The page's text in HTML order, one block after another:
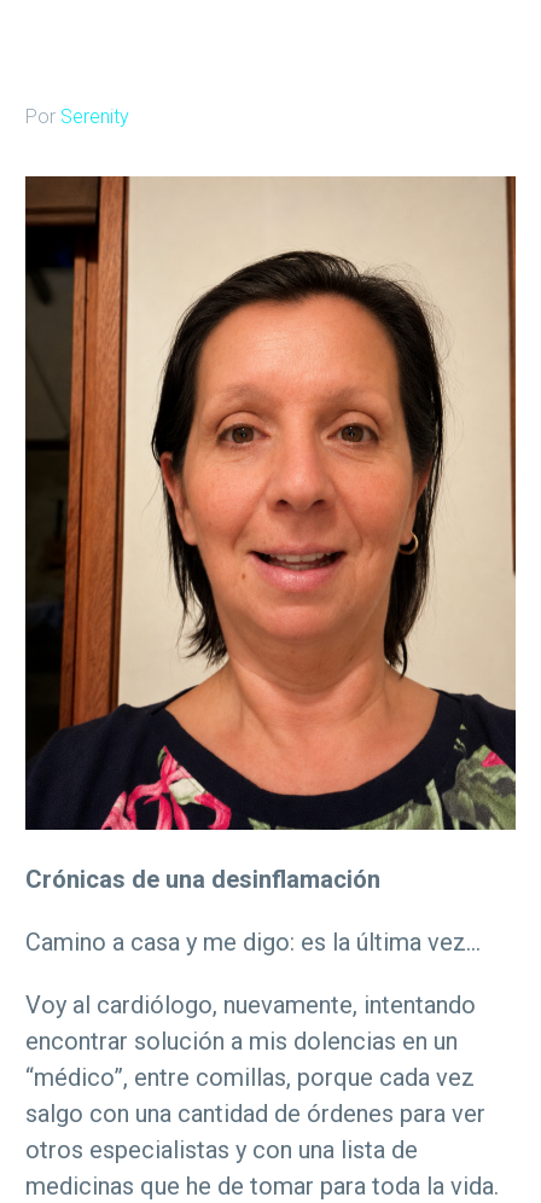
Por Serenity
Crónicas de una desinflamación
Camino a casa y me digo: es la última vez…
Voy al cardiólogo, nuevamente, intentando
encontrar solución a mis dolencias en un
“médico”, entre comillas, porque cada vez
salgo con una cantidad de órdenes para ver
otros especialistas y con una lista de
medicinas que he de tomar para toda la vida.